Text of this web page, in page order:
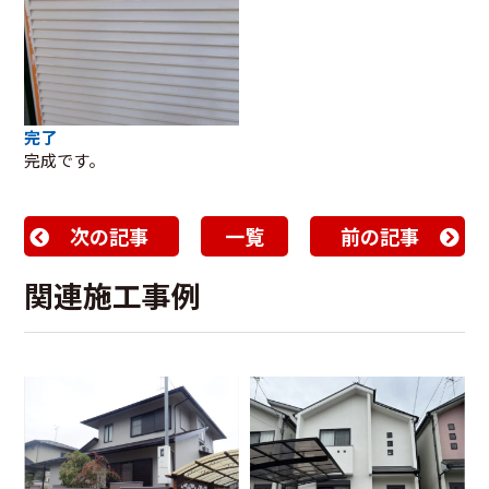
完了
完成です。
次の記事 一覧 前の記事
関連施工事例